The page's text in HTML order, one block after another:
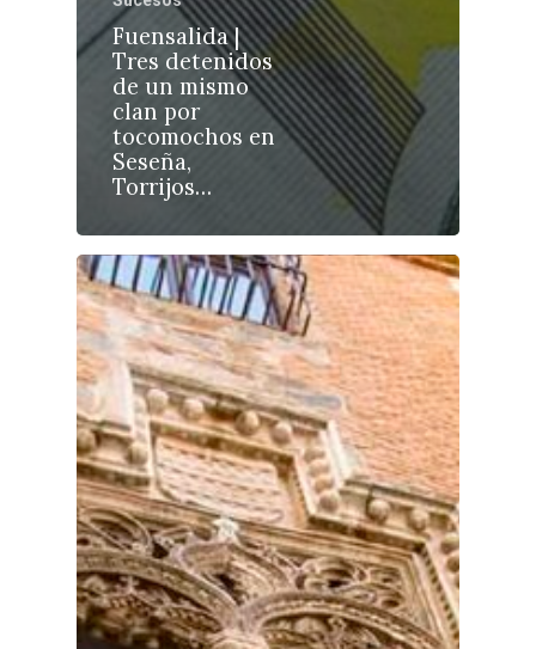
Fuensalida |
Tres detenidos
de un mismo
clan por
tocomochos en
Seseña,
Torrijos…
Ciudad Real
Albacete
Cuenca
Guadalajara
Talavera
Economía
Educación
Cultura
Deportes
Sucesos
Medio Ambiente
Planeta Rural
Especiales
Política
Galerías